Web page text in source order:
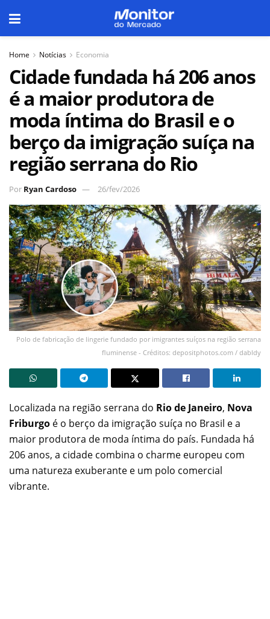
Home Notícias Economia
Cidade fundada há 206 anos
é a maior produtora de
moda íntima do Brasil e o
berço da imigração suíça na
região serrana do Rio
Por Ryan Cardoso 26/fev/2026
Polo de fabricação de lingerie fundado por imigrantes suíços na região serrana
fluminense - Créditos: depositphotos.com / dabldy
Localizada na região serrana do Rio de Janeiro, Nova
Friburgo é o berço da imigração suíça no Brasil e a
maior produtora de moda íntima do país. Fundada há
206 anos, a cidade combina o charme europeu com
uma natureza exuberante e um polo comercial
vibrante.